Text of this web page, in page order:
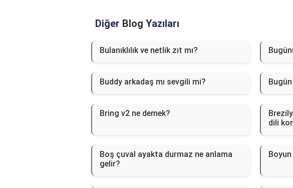
Diğer Blog Yazıları
Bulanıklılık ve netlik zıt mı?
Buddy arkadaş mı sevgili mi?
Bring v2 ne demek?
dili
Boş çuval ayakta durmaz ne anlama
gelir?